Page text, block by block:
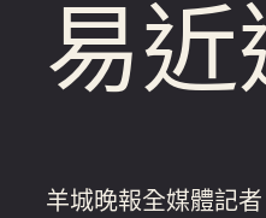
易近
羊城晚報全媒體記